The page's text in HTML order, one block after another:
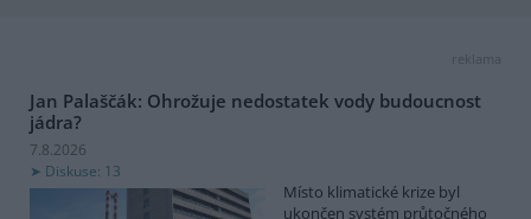
reklama
Jan Palaščák: Ohrožuje nedostatek vody budoucnost
jádra?
7.8.2026
Diskuse: 13
Místo klimatické krize byl
ukončen systém průtočného